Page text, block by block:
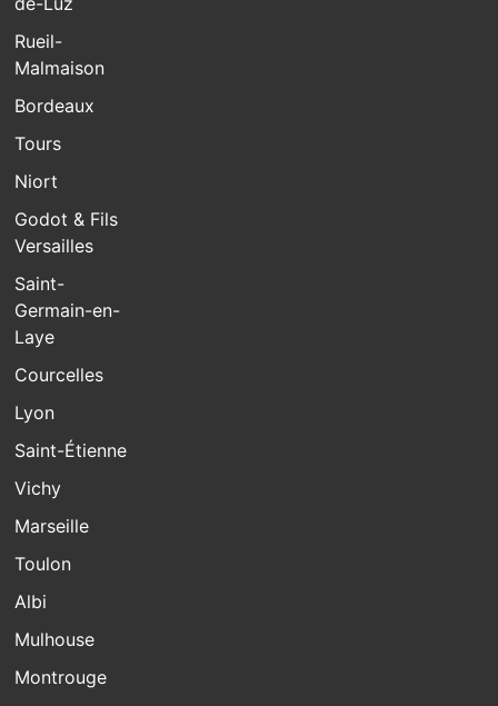
Rueil-
Malmaison
Bordeaux
Tours
Niort
Godot & Fils
Versailles
Saint-
Germain-en-
Laye
Courcelles
Lyon
Saint-Étienne
Vichy
Marseille
Toulon
Albi
Mulhouse
Montrouge